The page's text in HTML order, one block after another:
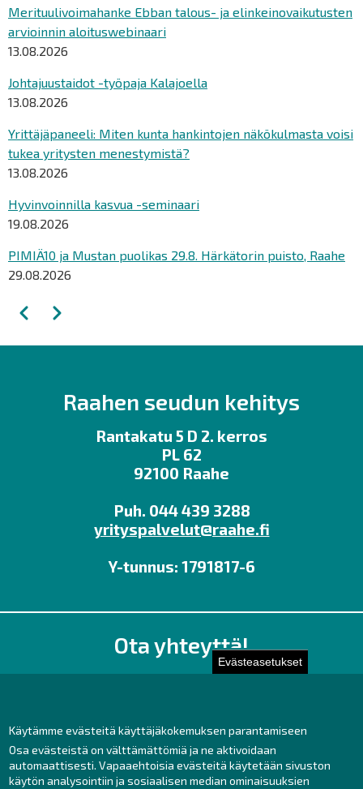
Evästeasetukset
Käytämme evästeitä käyttäjäkokemuksen parantamiseen
Osa evästeistä on välttämättömiä ja ne aktivoidaan
automaattisesti. Vapaaehtoisia evästeitä käytetään sivuston
käytön analysointiin ja sosiaalisen median ominaisuuksien
Merituulivoimahanke Ebban talous- ja elinkeinovaikutusten
arvioinnin aloituswebinaari
13.08.2026
Johtajuustaidot -työpaja Kalajoella
13.08.2026
Yrittäjäpaneeli: Miten kunta hankintojen näkökulmasta voisi
tukea yritysten menestymistä?
13.08.2026
Hyvinvoinnilla kasvua -seminaari
19.08.2026
PIMIÄ10 ja Mustan puolikas 29.8. Härkätorin puisto, Raahe
29.08.2026
Sivutus
EdellinenSeuraava
Raahen seudun kehitys
Rantakatu 5 D 2. kerros
PL 62
92100 Raahe
Puh. 044 439 3288
yrityspalvelut@raahe.fi
Y-tunnus: 1791817-6
Ota yhteyttä!
Toimisto
Facebook
Instagram